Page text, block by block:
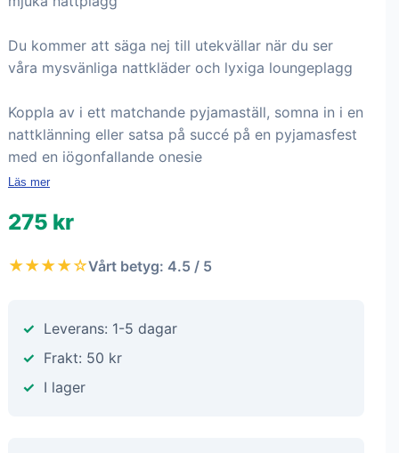
Du kommer att säga nej till utekvällar när du ser
våra mysvänliga nattkläder och lyxiga loungeplagg
Koppla av i ett matchande pyjamaställ, somna in i en
nattklänning eller satsa på succé på en pyjamasfest
med en iögonfallande onesie
Läs mer
275 kr
★★★★☆Vårt betyg: 4.5 / 5
Leverans: 1-5 dagar
Frakt: 50 kr
I lager